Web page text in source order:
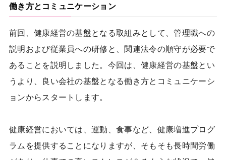
働き方とコミュニケーション
前回、健康経営の基盤となる取組みとして、管理職への
説明および従業員への研修と、関連法令の順守が必要で
あることを説明しました。今回は、健康経営の基盤とい
うより、良い会社の基盤となる働き方とコミュニケーシ
ョンからスタートします。
健康経営においては、運動、食事など、健康増進プログ
ラムを提供することになりますが、そもそも長時間労働